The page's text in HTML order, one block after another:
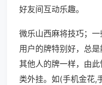
好友间互动乐趣。
微乐山西麻将技巧；
用户的牌特别好，总
其他人的牌一样，由
类外挂。如(手机金花,